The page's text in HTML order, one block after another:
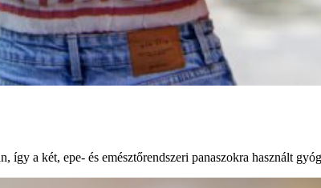
a két, epe- és emésztőrendszeri panaszokra használt